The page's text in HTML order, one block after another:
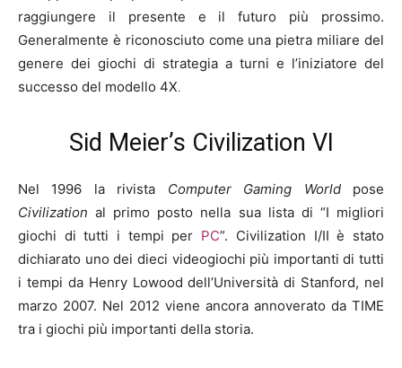
raggiungere il presente e il futuro più prossimo.
Generalmente è riconosciuto come una pietra miliare del
genere dei giochi di strategia a turni e l’iniziatore del
successo del modello 4X.
Sid Meier’s Civilization VI
Nel 1996 la rivista Computer Gaming Worldpose
Civilization al primo posto nella sua lista di “I migliori
giochi di tutti i tempi per PC”. Civilization I/II è stato
dichiarato uno dei dieci videogiochi più importanti di tutti
i tempi da Henry Lowood dell’Università di Stanford, nel
marzo 2007. Nel 2012 viene ancora annoverato da TIME
tra i giochi più importanti della storia.